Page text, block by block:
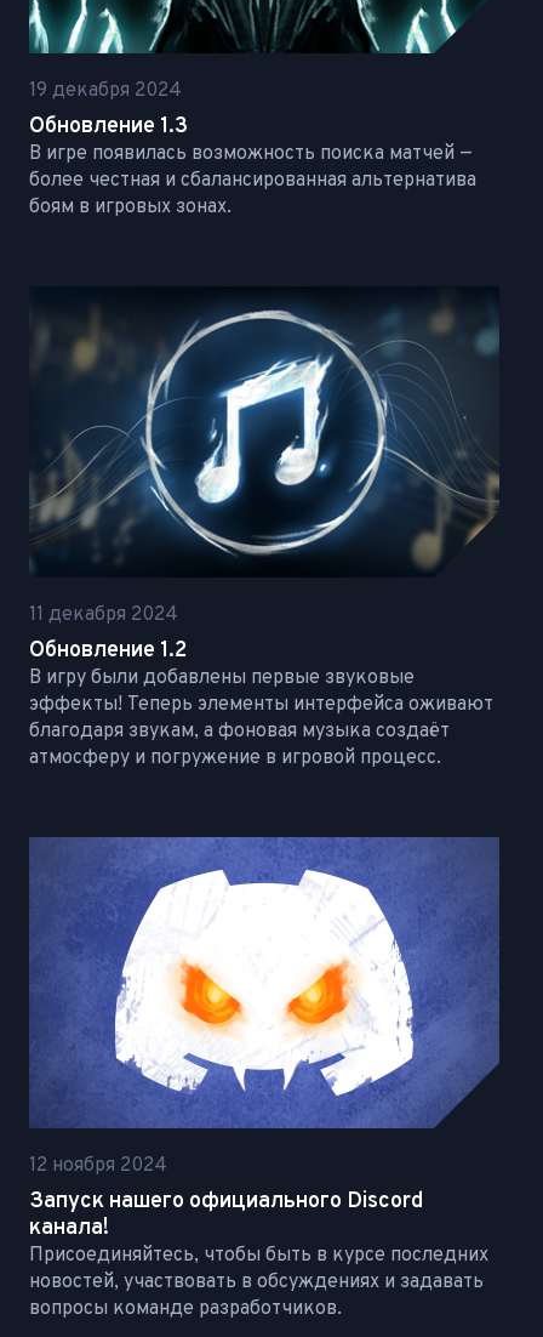
19 декабря 2024
Обновление 1.3
В игре появилась возможность поиска матчей —
более честная и сбалансированная альтернатива
боям в игровых зонах.
11 декабря 2024
Обновление 1.2
В игру были добавлены первые звуковые
эффекты! Теперь элементы интерфейса оживают
благодаря звукам, а фоновая музыка создаёт
атмосферу и погружение в игровой процесс.
12 ноября 2024
Запуск нашего официального Discord
канала!
Присоединяйтесь, чтобы быть в курсе последних
новостей, участвовать в обсуждениях и задавать
вопросы команде разработчиков.